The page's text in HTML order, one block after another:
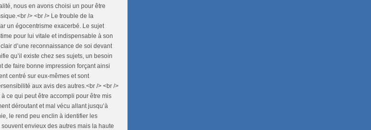
nous en avons choisi un pour être
/> <br /> Le trouble de la
un égocentrisme exacerbé. Le sujet
pour lui vitale et indispensable à son
clair d’une reconnaissance de soi devant
qu’il existe chez ses sujets, un besoin
de faire bonne impression forçant ainsi
centré sur eux-mêmes et sont
aux avis des autres.<br /> <br />
ce qui peut être accompli pour être mis
déroutant et mal vécu allant jusqu’à
le rend peu enclin à identifier les
envieux des autres mais la haute